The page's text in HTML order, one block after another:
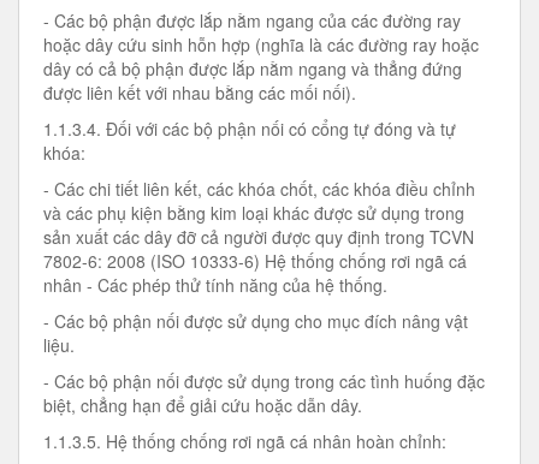
- Các bộ phận được lắp nằm ngang của các đường ray
hoặc dây cứu sinh hỗn hợp (nghĩa là các đường ray hoặc
dây có cả bộ phận được lắp nằm ngang và thẳng đứng
được liên kết với nhau bằng các mối nối).
1.1.3.4. Đối với các bộ phận nối có cổng tự đóng và tự
khóa:
- Các chi tiết liên kết, các khóa chốt, các khóa điều chỉnh
và các phụ kiện bằng kim loại khác được sử dụng trong
sản xuất các dây đỡ cả người được quy định trong TCVN
7802-6: 2008 (ISO 10333-6) Hệ thống chống rơi ngã cá
nhân - Các phép thử tính năng của hệ thống.
- Các bộ phận nối được sử dụng cho mục đích nâng vật
liệu.
- Các bộ phận nối được sử dụng trong các tình huống đặc
biệt, chẳng hạn để giải cứu hoặc dẫn dây.
1.1.3.5. Hệ thống chống rơi ngã cá nhân hoàn chỉnh: